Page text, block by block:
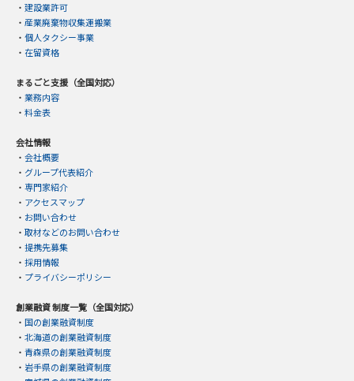
・ 建設業許可
・ 産業廃棄物収集運搬業
・ 個人タクシー事業
・ 在留資格
まるごと支援（全国対応）
・ 業務内容
・ 料金表
会社情報
・ 会社概要
・ グループ代表紹介
・ 専門家紹介
・ アクセスマップ
・ お問い合わせ
・ 取材などのお問い合わせ
・ 提携先募集
・ 採用情報
・ プライバシーポリシー
創業融資 制度一覧（全国対応）
・ 国の創業融資制度
・ 北海道の創業融資制度
・ 青森県の創業融資制度
・ 岩手県の創業融資制度